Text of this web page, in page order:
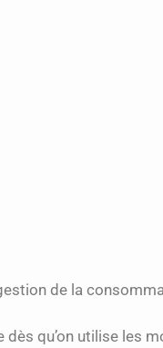
de la
dès qu’on utilise les